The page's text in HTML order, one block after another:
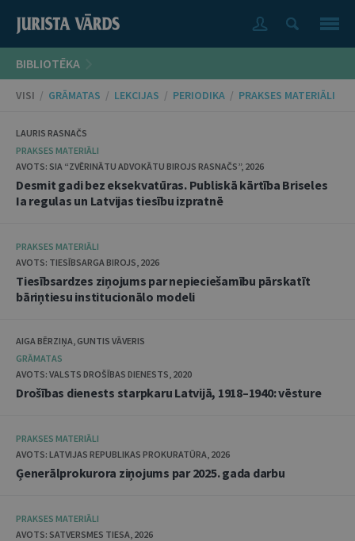
BIBLIOTĒKA
VISI / GRĀMATAS / LEKCIJAS / PERIODIKA / PRAKSES MATERIĀLI
LAURIS RASNAČS
PRAKSES MATERIĀLI
AVOTS: SIA “ZVĒRINĀTU ADVOKĀTU BIROJS RASNAČS”, 2026
Desmit gadi bez eksekvatūras. Publiskā kārtība Briseles
Ia regulas un Latvijas tiesību izpratnē
PRAKSES MATERIĀLI
AVOTS: TIESĪBSARGA BIROJS, 2026
Tiesībsardzes ziņojums par nepieciešamību pārskatīt
bāriņtiesu institucionālo modeli
AIGA BĒRZIŅA, GUNTIS VĀVERIS
GRĀMATAS
AVOTS: VALSTS DROŠĪBAS DIENESTS, 2020
Drošības dienests starpkaru Latvijā, 1918–1940: vēsture
PRAKSES MATERIĀLI
AVOTS: LATVIJAS REPUBLIKAS PROKURATŪRA, 2026
Ģenerālprokurora ziņojums par 2025. gada darbu
PRAKSES MATERIĀLI
AVOTS: SATVERSMES TIESA, 2026